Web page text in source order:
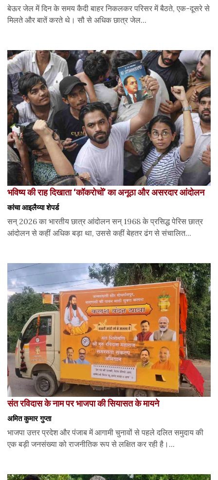
बेऊर जेल में दिन के समय कैदी बाहर निकलकर परिसर में बैठते, एक-दूसरे से
मिलते और बातें करते थे। सौ से अधिक छात्र जेल...
भविष्य की राह दिखाता ‘कॉकरोचों’ का अनूठा और असरदार आंदोलन
कांचा आइलैय्या शेपर्ड
सन् 2026 का भारतीय छात्र आंदोलन सन् 1968 के प्रसिद्ध पेरिस छात्र
आंदोलन से कहीं अधिक बड़ा था, उससे कहीं बेहतर ढंग से संचालित...
संत रविदास के नाम पर भाजपा की सियासत के मायने
अमित कुमार गुप्ता
भाजपा उत्तर प्रदेश और पंजाब में आगामी चुनावों से पहले दलित समुदाय की
एक बड़ी जनसंख्या को राजनीतिक रूप से लक्षित कर रही है।...